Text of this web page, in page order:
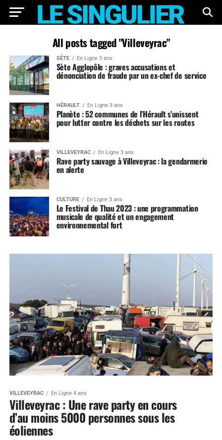
All posts tagged "Villeveyrac"
SÈTE En Ligne 3 ans
Sète Agglopôle : graves accusations et
dénonciation de fraude par un ex-chef de service
HÉRAULT En Ligne 3 ans
Planète : 52 communes de l’Hérault s’unissent
pour lutter contre les déchets sur les routes
VILLEVEYRAC En Ligne 3 ans
Rave party sauvage à Villeveyrac : la gendarmerie
en alerte
CULTURE En Ligne 3 ans
Le Festival de Thau 2023 : une programmation
musicale de qualité et un engagement
environnemental fort
VILLEVEYRAC En Ligne 4 ans
Villeveyrac : Une rave party en cours
d’au moins 5000 personnes sous les
éoliennes